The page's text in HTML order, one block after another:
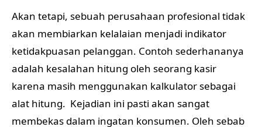
Akan tetapi, sebuah perusahaan profesional tidak
akan membiarkan kelalaian menjadi indikator
ketidakpuasan pelanggan. Contoh sederhananya
adalah kesalahan hitung oleh seorang kasir
karena masih menggunakan kalkulator sebagai
alat hitung. Kejadian ini pasti akan sangat
membekas dalam ingatan konsumen. Oleh sebab